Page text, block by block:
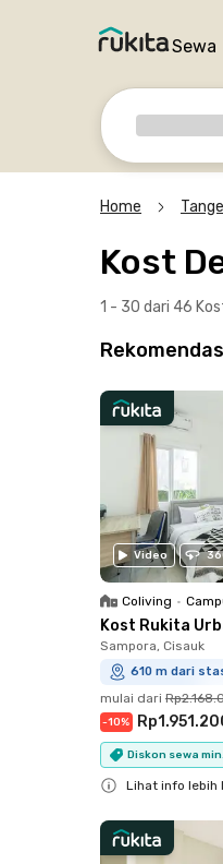
Sewa
Home
Kost
1 - 30 dari 46
Video
Coliving •
Kost Rukita
Sampora, Cisauk
610 m dari
mulai dari
-10%
Diskon sewa
Lihat info lebih